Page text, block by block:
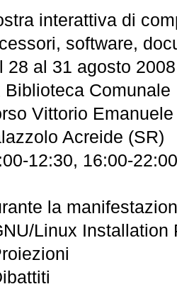
interattiva di
software,
28 al 31 agosto 2008
Biblioteca Comunale
Vittorio
Acreide (SR)
12:30, 16:00-22:00
la
Linux Installation